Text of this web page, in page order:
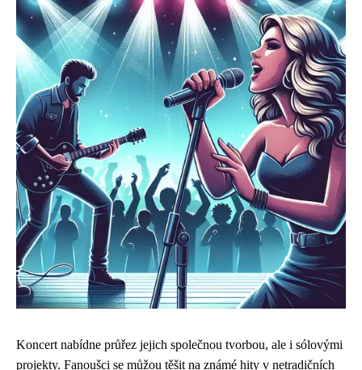
Koncert nabídne průřez jejich společnou tvorbou, ale i sólovými
projekty. Fanoušci se můžou těšit na známé hity v netradičních